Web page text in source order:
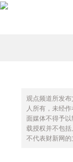
观点频道所发
人所有，未经
面媒体不得予
载授权并不包括
不代表财新网的